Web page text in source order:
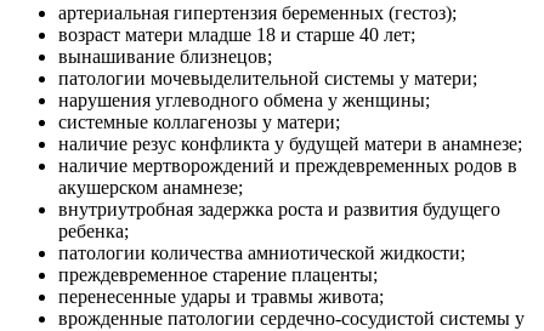
артериальная гипертензия беременных (гестоз);
возраст матери младше 18 и старше 40 лет;
вынашивание близнецов;
патологии мочевыделительной системы у матери;
нарушения углеводного обмена у женщины;
системные коллагенозы у матери;
наличие резус конфликта у будущей матери в анамнезе;
наличие мертворождений и преждевременных родов в
акушерском анамнезе;
внутриутробная задержка роста и развития будущего
ребенка;
патологии количества амниотической жидкости;
преждевременное старение плаценты;
перенесенные удары и травмы живота;
врожденные патологии сердечно-сосудистой системы у